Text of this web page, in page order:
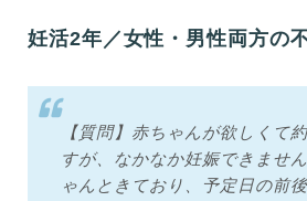
妊活2年／女性・男性両方の
【質問】赤ちゃんが欲しくて
すが、なかなか妊娠できませ
ゃんときており、予定日の前